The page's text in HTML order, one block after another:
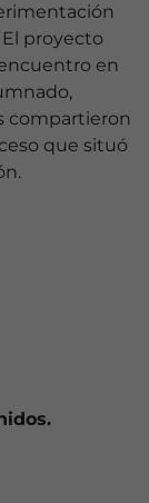
proyecto
en
compartieron
que situó